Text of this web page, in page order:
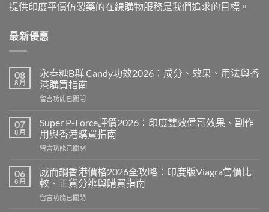
提供印度平價仿製藥的在線購物服務是我們追求的目標。
最新優惠
08
8 月
永春糖B群 Candy功效2026：成分、效果、用法與香
港購買指南
在
春
糖
B
群
功
效
2026：
成
留言功能已關閉
07
8 月
Super P-Force評價2026：印度雙效偉哥效果、副作
用與香港購買指南
在
P-
Force
評
價
留言功能已關閉
06
8 月
威而鋼香港價格2026全攻略：印度版Viagra售價比
較、正貨分辨與購買指南
在
留言功能已關閉